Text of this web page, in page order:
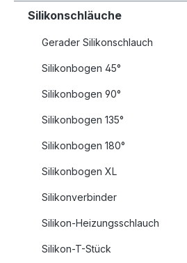
Silikonschläuche
Gerader Silikonschlauch
Silikonbogen 45°
Silikonbogen 90°
Silikonbogen 135°
Silikonbogen 180°
Silikonbogen XL
Silikonverbinder
Silikon-Heizungsschlauch
Silikon-T-Stück